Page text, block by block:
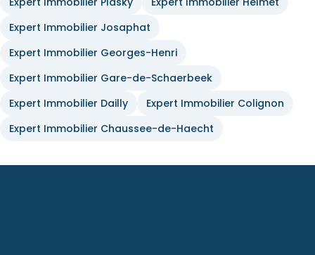
Expert Immobilier Josaphat
Expert Immobilier Georges-Henri
Expert Immobilier Gare-de-Schaerbeek
Expert Immobilier Dailly
Expert Immobilier Colignon
Expert Immobilier Chaussee-de-Haecht